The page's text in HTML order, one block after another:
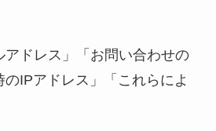
アドレス」「お問い合わせの
IPアドレス」「これらによ